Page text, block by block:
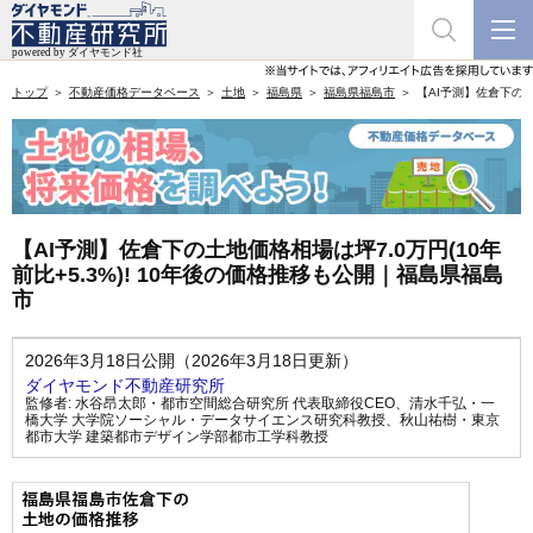
トップ 不動産価格データベース 土地 福島県 福島県福島市 【AI予測】佐倉下
【AI予測】佐倉下の土地価格相場は坪7.0万円(10年
前比+5.3%)! 10年後の価格推移も公開｜福島県福島
市
2026年3月18日公開（2026年3月18日更新）
ダイヤモンド不動産研究所
監修者: 水谷昂太郎・都市空間総合研究所 代表取締役CEO、 清水千弘・一
橋大学 大学院ソーシャル・データサイエンス研究科教授、 秋山祐樹・東京
都市大学 建築都市デザイン学部都市工学科教授